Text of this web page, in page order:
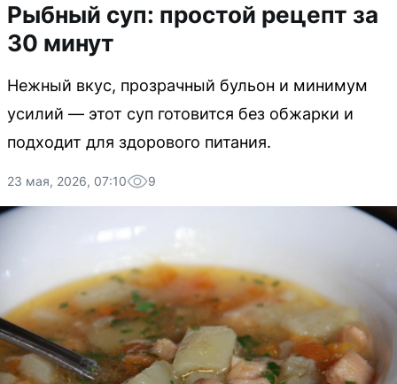
Рыбный суп: простой рецепт за
30 минут
Нежный вкус, прозрачный бульон и минимум
усилий — этот суп готовится без обжарки и
подходит для здорового питания.
23 мая, 2026, 07:10 9